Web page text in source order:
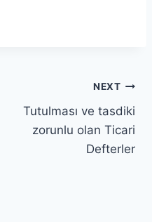
NEXT
Tutulması ve tasdiki
zorunlu olan Ticari
Defterler